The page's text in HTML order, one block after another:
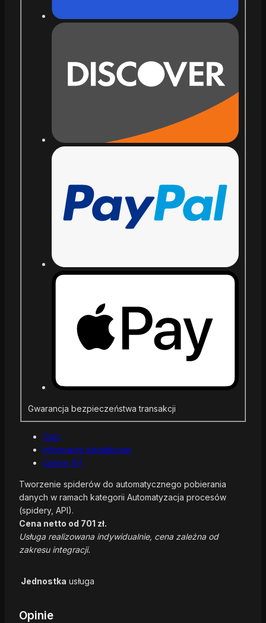
Gwarancja bezpieczeństwa transakcji
Opis
Informacje dodatkowe
Opinie (0)
Tworzenie spiderów do automatycznego pobierania
danych w ramach kategorii Automatyzacja procesów
(spidery, API).
Cena netto od 701 zł.
Usługa realizowana indywidualnie, cena zależna od
zakresu integracji.
Jednostka usługa
Opinie